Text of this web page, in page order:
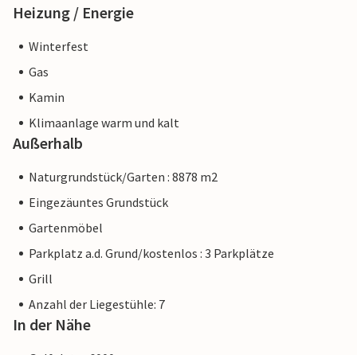
Heizung / Energie
Winterfest
Gas
Kamin
Klimaanlage warm und kalt
Außerhalb
Naturgrundstück/Garten : 8878 m2
Eingezäuntes Grundstück
Gartenmöbel
Parkplatz a.d. Grund/kostenlos : 3 Parkplätze
Grill
Anzahl der Liegestühle: 7
In der Nähe